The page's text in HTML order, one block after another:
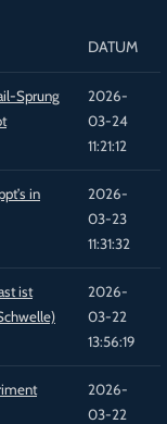
DATUM
Sprung
2026-
03-24
11:21:12
in
2026-
03-23
11:31:32
ist
2026-
03-22
13:56:19
2026-
03-22